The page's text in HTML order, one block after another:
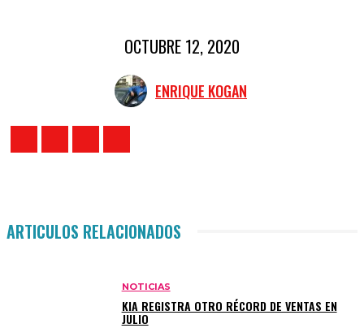
OCTUBRE 12, 2020
ENRIQUE KOGAN
ARTICULOS RELACIONADOS
NOTICIAS
KIA REGISTRA OTRO RÉCORD DE VENTAS EN
JULIO